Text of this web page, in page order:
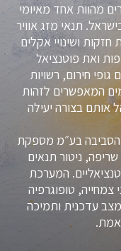
מהוות אחד מאיומי
תנאי מזג אוויר
חזקות ושינויי אקלים
ואת פוטנציאל
חירום, רשויות
המאפשרים לזהות
אותם בצורה יעילה
הסביבה בע״מ מספקת
ניטור תנאים
המערכת
צמחייה, טופוגרפיה
מצב עדכנית ותמיכה